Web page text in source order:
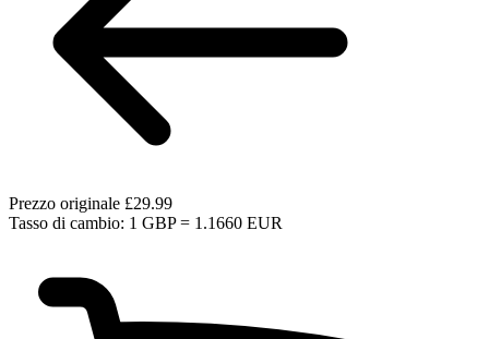
Prezzo originale £29.99
Tasso di cambio: 1 GBP = 1.1660 EUR